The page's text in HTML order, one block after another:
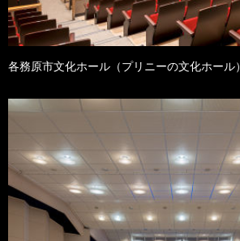
各務原市文化ホール（プリニーの文化ホール）